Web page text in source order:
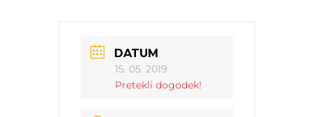
DATUM
15. 05. 2019
Pretekli dogodek!